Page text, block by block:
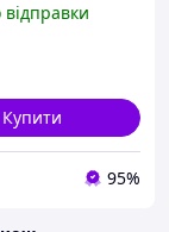
автомобілів
моментом
FLAME
відправки
Купити
95%